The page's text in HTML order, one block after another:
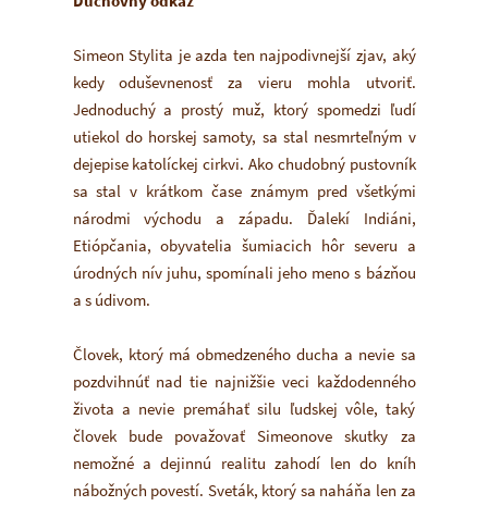
Simeon Stylita je azda ten najpodivnejší zjav, aký
kedy oduševnenosť za vieru mohla utvoriť.
Jednoduchý a prostý muž, ktorý spomedzi ľudí
utiekol do horskej samoty, sa stal nesmrteľným v
dejepise katolíckej cirkvi. Ako chudobný pustovník
sa stal v krátkom čase známym pred všetkými
národmi východu a západu. Ďalekí Indiáni,
Etiópčania, obyvatelia šumiacich hôr severu a
úrodných nív juhu, spomínali jeho meno s bázňou
a s údivom.
Človek, ktorý má obmedzeného ducha a nevie sa
pozdvihnúť nad tie najnižšie veci každodenného
života a nevie premáhať silu ľudskej vôle, taký
človek bude považovať Simeonove skutky za
nemožné a dejinnú realitu zahodí len do kníh
nábožných povestí. Sveták, ktorý sa naháňa len za